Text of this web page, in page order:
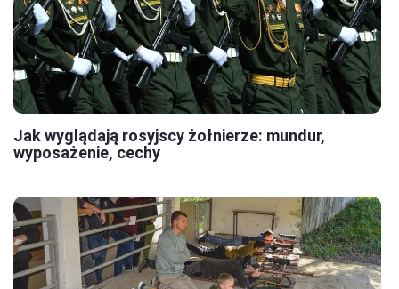
Jak wyglądają rosyjscy żołnierze: mundur,
wyposażenie, cechy